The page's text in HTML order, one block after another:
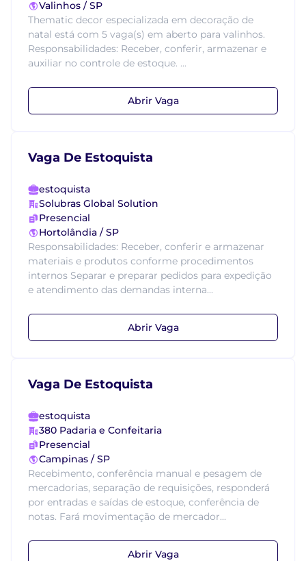
Valinhos / SP
Thematic decor especializada em decoração de
natal está com 5 vaga(s) em aberto para valinhos.
Responsabilidades: Receber, conferir, armazenar e
auxiliar no controle de estoque. ...
Abrir Vaga
Vaga De Estoquista
estoquista
Solubras Global Solution
Presencial
Hortolândia / SP
Responsabilidades: Receber, conferir e armazenar
materiais e produtos conforme procedimentos
internos Separar e preparar pedidos para expedição
e atendimento das demandas interna...
Abrir Vaga
Vaga De Estoquista
estoquista
380 Padaria e Confeitaria
Presencial
Campinas / SP
Recebimento, conferência manual e pesagem de
mercadorias, separação de requisições, responderá
por entradas e saídas de estoque, conferência de
notas. Fará movimentação de mercador...
Abrir Vaga